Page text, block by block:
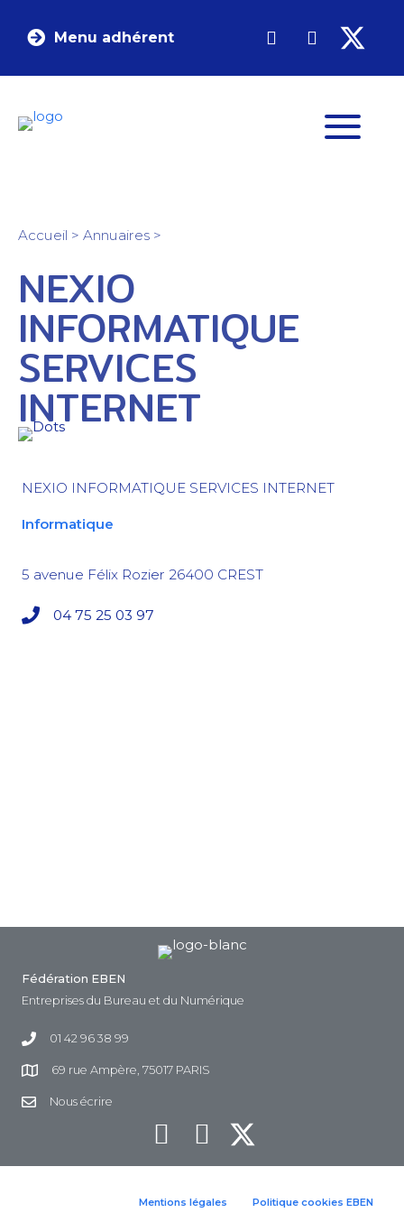
Menu adhérent
Accueil > Annuaires >
NEXIO
INFORMATIQUE
SERVICES
INTERNET
NEXIO INFORMATIQUE SERVICES INTERNET
Informatique
5 avenue Félix Rozier 26400 CREST
04 75 25 03 97
Fédération EBEN
Entreprises du Bureau et du Numérique
01 42 96 38 99
69 rue Ampère, 75017 PARIS
Nous écrire
Mentions légales Politique cookies EBEN